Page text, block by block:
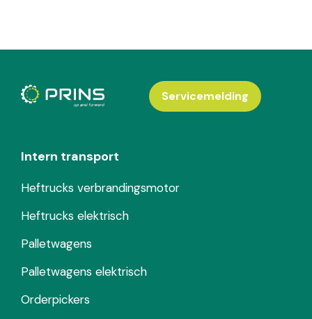
Intern transport
Heftrucks verbrandingsmotor
Heftrucks elektrisch
Palletwagens
Palletwagens elektrisch
Orderpickers
Servicemelding